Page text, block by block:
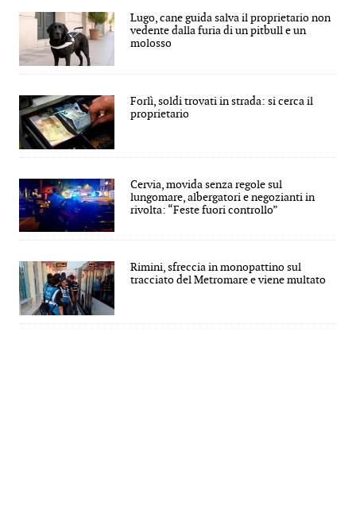
Lugo, cane guida salva il proprietario non
vedente dalla furia di un pitbull e un
molosso
Forlì, soldi trovati in strada: si cerca il
proprietario
Cervia, movida senza regole sul
lungomare, albergatori e negozianti in
rivolta: “Feste fuori controllo”
Rimini, sfreccia in monopattino sul
tracciato del Metromare e viene multato